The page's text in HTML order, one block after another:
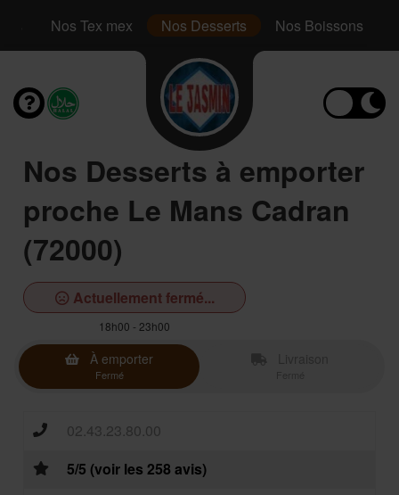
Nos Tex mex Nos Desserts Nos Boissons
Nos Desserts à emporter
proche Le Mans Cadran
(72000)
Actuellement fermé...
18h00 - 23h00
À emporter
Fermé
02.43.23.80.00
5/5 (voir les 258 avis)